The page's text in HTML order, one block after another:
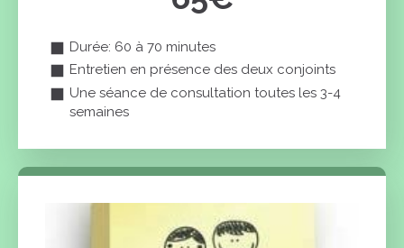
Durée: 60 à 70 minutes
Entretien en présence des deux conjoints
Une séance de consultation toutes les 3-4
semaines